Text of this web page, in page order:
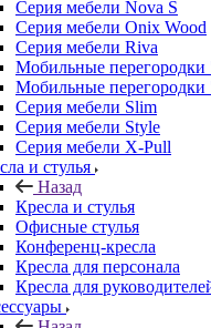
Серия мебели Nova S
Серия мебели Onix Wood
Серия мебели Riva
Мобильные перегородки
Мобильные
Серия мебели Slim
Серия мебели Style
Серия мебели X-Pull
и стулья
Назад
Кресла и стулья
Офисные стулья
Конференц-кресла
Кресла для персонала
Кресла для